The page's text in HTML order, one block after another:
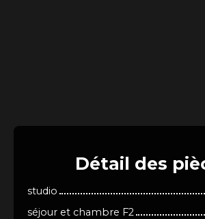
Détail des
studio
séjour et chambre F2